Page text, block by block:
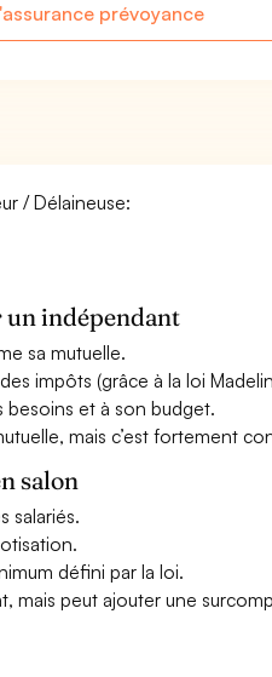
prévoyance
/ Délaineuse:
indépendant
sa mutuelle.
impôts (grâce à la loi
besoins et à son budget.
mais c’est fortement
salon
salariés.
défini par la loi.
mais peut ajouter une